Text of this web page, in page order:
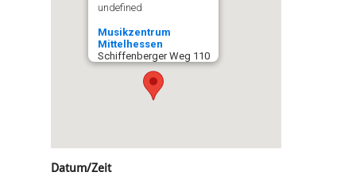
undefined
Musikzentrum
Mittelhessen
Schiffenberger Weg 110
Datum/Zeit